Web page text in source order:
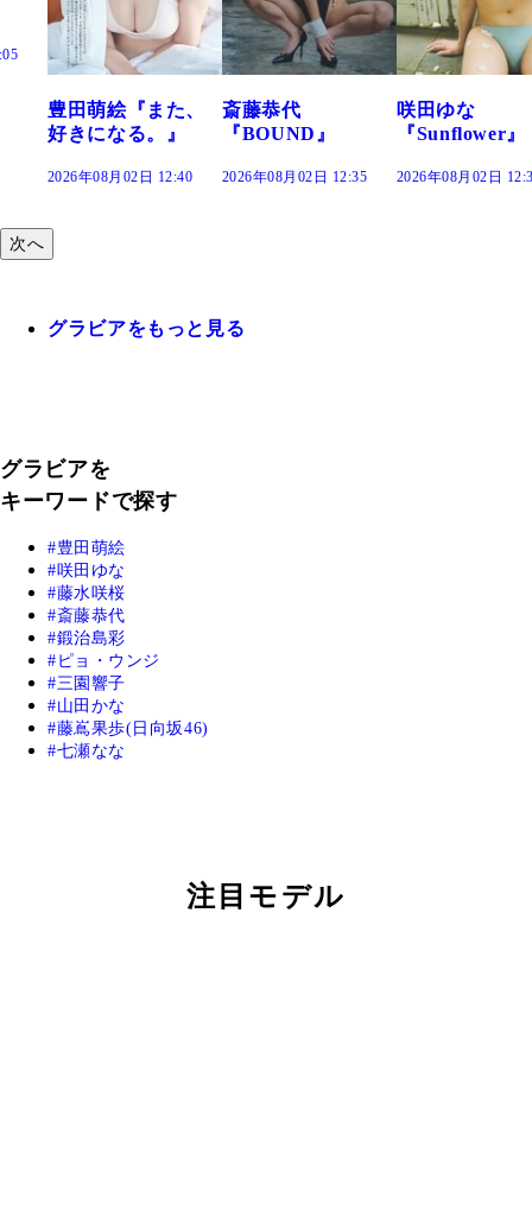
斎藤恭代
『BOUND』
2026年08月02日 12:35
咲田ゆな
『Sunflower』
2026年08月02日 12:30
藤水咲桜『花
だまり』
2026年08月02日
次へ
グラビアをもっと見る
グラビアを
キーワードで探す
豊田萌絵
咲田ゆな
藤水咲桜
斎藤恭代
鍛治島彩
ピョ・ウンジ
三園響子
山田かな
藤嶌果歩(日向坂46)
七瀬なな
注目モデル